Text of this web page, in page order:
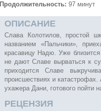
Продолжительность: 97 минут
ОПИСАНИЕ
Слава Колотилов, простой
названием «Пальчики»,
красавицу Надю. Уже
не дают Славе вырваться к
приходится Славе
происшествиях и
ухажера Дани, готового пойти
РЕЦЕНЗИЯ